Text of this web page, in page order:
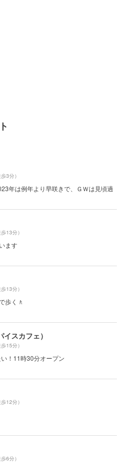
歩3分）
年は例年より早咲きで、ＧＷは見頃過
歩13分）
ます
歩13分）
歩く🚶
スカフェ）
歩15分）
！11時30分オープン
歩12分）
歩6分）